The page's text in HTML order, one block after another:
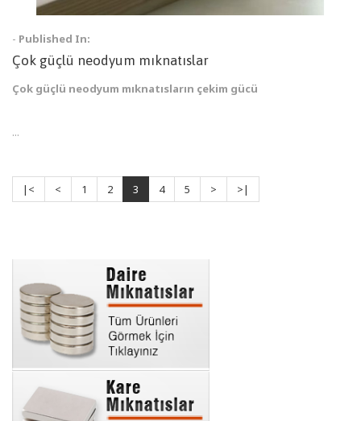
- Published In:
Çok güçlü neodyum mıknatıslar
Çok güçlü neodyum mıknatısların çekim gücü
...
|< < 1 2 3 4 5 > >|